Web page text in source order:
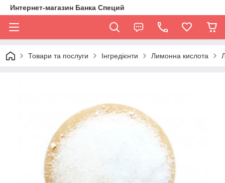
Интернет-магазин Банка Специй
Товари та послуги Інгредієнти Лимонна кислота